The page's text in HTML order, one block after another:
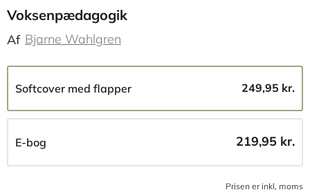
Voksenpædagogik
Af Bjarne Wahlgren
Softcover med flapper 249,95 kr.
E-bog 219,95 kr.
Prisen er inkl, moms